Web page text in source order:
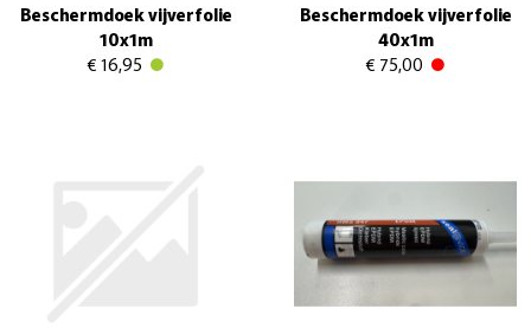
Beschermdoek vijverfolie
10x1m
€ 16,95
Beschermdoek vijverfolie
40x1m
€ 75,00